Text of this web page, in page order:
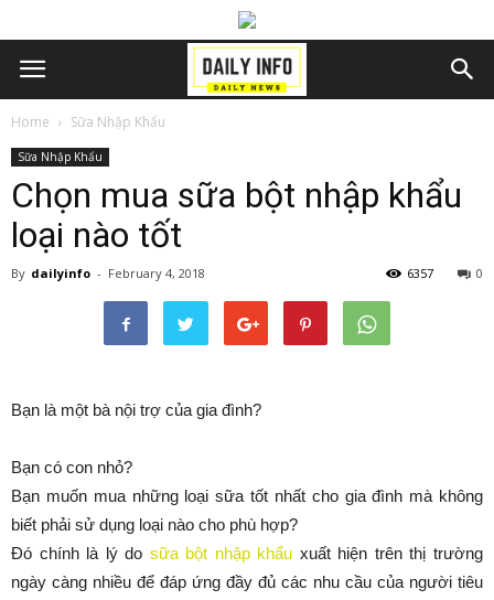
Home Sữa Nhập Khẩu
Sữa Nhập Khẩu
Chọn mua sữa bột nhập khẩu
loại nào tốt
By dailyinfo - February 4, 2018 0
6357
Bạn là một bà nội trợ của gia đình?
Bạn có con nhỏ?
Bạn muốn mua những loại sữa tốt nhất cho gia đình mà không
biết phải sử dụng loại nào cho phù hợp?
Đó chính là lý do sữa bột nhập khẩu xuất hiện trên thị trường
ngày càng nhiều để đáp ứng đầy đủ các nhu cầu của người tiêu